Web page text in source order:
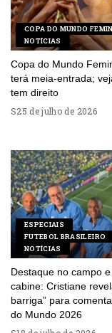
COPA DO MUNDO
NOTÍCIAS
Copa do Mundo
terá meia-entrada;
tem direito
25 de julho de 2026
ESPECIAIS
FUTEBOL BRASILEIRO
NOTÍCIAS
Destaque no campo e
cabine: Cristiane
barriga” para
do Mundo 2026